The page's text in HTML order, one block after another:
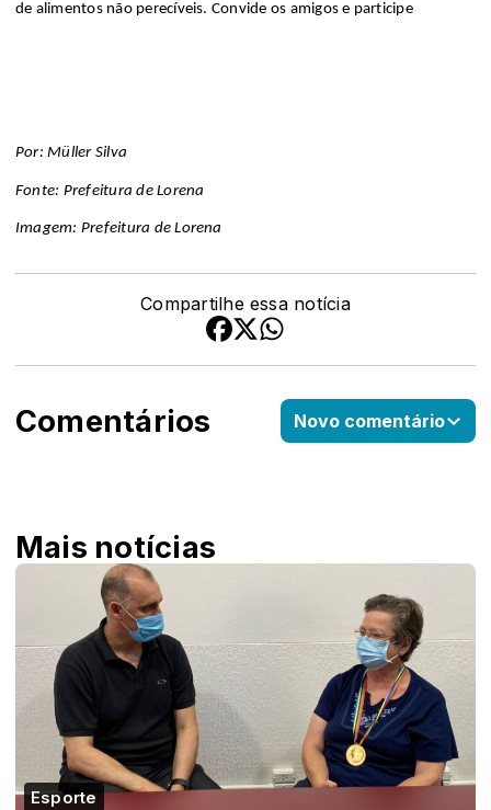
de alimentos não perecíveis. Convide os amigos e participe
Por: Müller Silva
Fonte: Prefeitura de Lorena
Imagem: Prefeitura de Lorena
Compartilhe essa notícia
Comentários Novo comentário
Mais notícias
Esporte